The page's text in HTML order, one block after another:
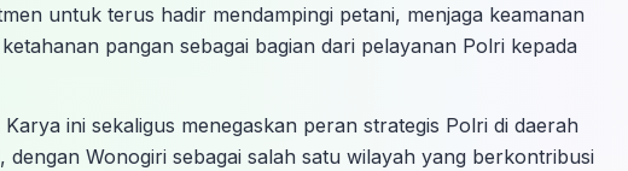
untuk terus hadir mendampingi petani, menjaga keamanan
pangan sebagai bagian dari pelayanan Polri kepada
ini sekaligus menegaskan peran strategis Polri di daerah
Wonogiri sebagai salah satu wilayah yang berkontribusi